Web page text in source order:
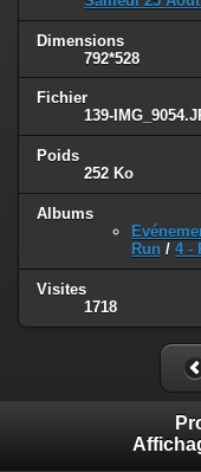
Dimensions
792*528
Fichier
139-
Poids
252 Ko
Albums
Run / 4 -
Visites
1718